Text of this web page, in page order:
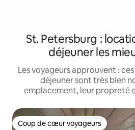
St. Petersburg :
déjeuner les
Les voyageurs approuvent :
déjeuner sont très bien
emplacement, leur propreté
Coup de cœur voyageurs
Coup de cœur voyageurs